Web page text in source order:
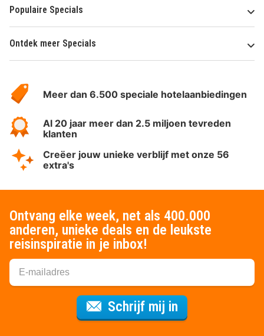
Populaire Specials
Ontdek meer Specials
HotelSpecials
Meer dan 6.500 speciale hotelaanbiedingen
Al 20 jaar meer dan 2.5 miljoen tevreden
klanten
Creëer jouw unieke verblijf met onze 56
extra's
Ontvang elke week, net als 400.000
anderen, unieke deals en de leukste
reisinspiratie in je inbox!
Schrijf mij in